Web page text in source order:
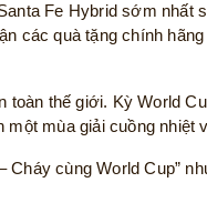
Fe Hybrid sớm nhất
các quà tặng chính
thế giới. Kỳ World
mùa giải cuồng
cùng World Cup”